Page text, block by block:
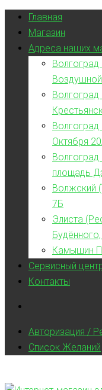
Главная
Магазин
Адреса наших
Волгоград
Октября
Волгоград
площадь
Волжский
7Б
Элиста
Камышин
Сервисный
Контакты
Авторизация /
Список Желаний